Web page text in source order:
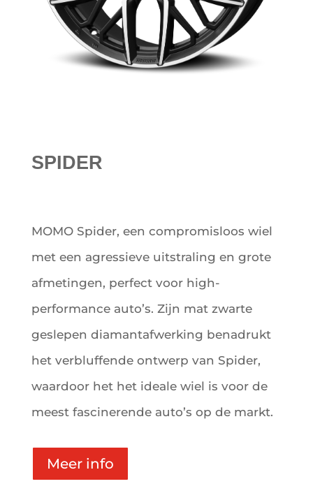
SPIDER
MOMO Spider, een compromisloos wiel
met een agressieve uitstraling en grote
afmetingen, perfect voor high-
performance auto’s. Zijn mat zwarte
geslepen diamantafwerking benadrukt
het verbluffende ontwerp van Spider,
waardoor het het ideale wiel is voor de
meest fascinerende auto’s op de markt.
Meer info